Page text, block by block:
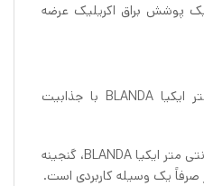
پوشش براق اکریلیک عرضه
کاسه بامبو قطر 12 سانتی متر ایکیا BLANDA با جذابیت
اندازه کاسه بامبو قطر 12 سانتی متر ایکیا BLANDA، گنجینه